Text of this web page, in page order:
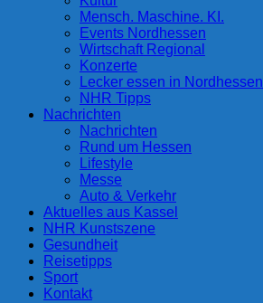
Mensch. Maschine. KI.
Events Nordhessen
Wirtschaft Regional
Konzerte
Lecker essen in Nordhessen
NHR Tipps
Nachrichten
Nachrichten
Rund um Hessen
Lifestyle
Messe
Auto & Verkehr
Aktuelles aus Kassel
NHR Kunstszene
Gesundheit
Reisetipps
Sport
Kontakt